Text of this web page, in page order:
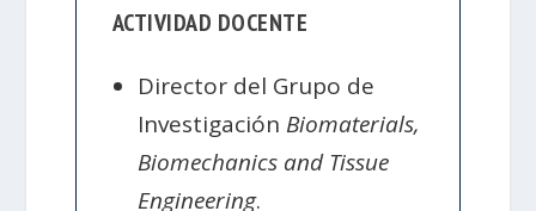
ACTIVIDAD DOCENTE
Director del Grupo de
Investigación Biomaterials,
Biomechanics and Tissue
Engineering.